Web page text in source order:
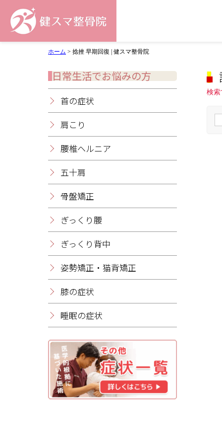
ホーム > 捻挫 早期回復 | 健スマ整骨院
検索
日常生活でお悩みの方
首の症状
肩こり
腰椎ヘルニア
五十肩
骨盤矯正
ぎっくり腰
ぎっくり背中
姿勢矯正・猫背矯正
膝の症状
睡眠の症状